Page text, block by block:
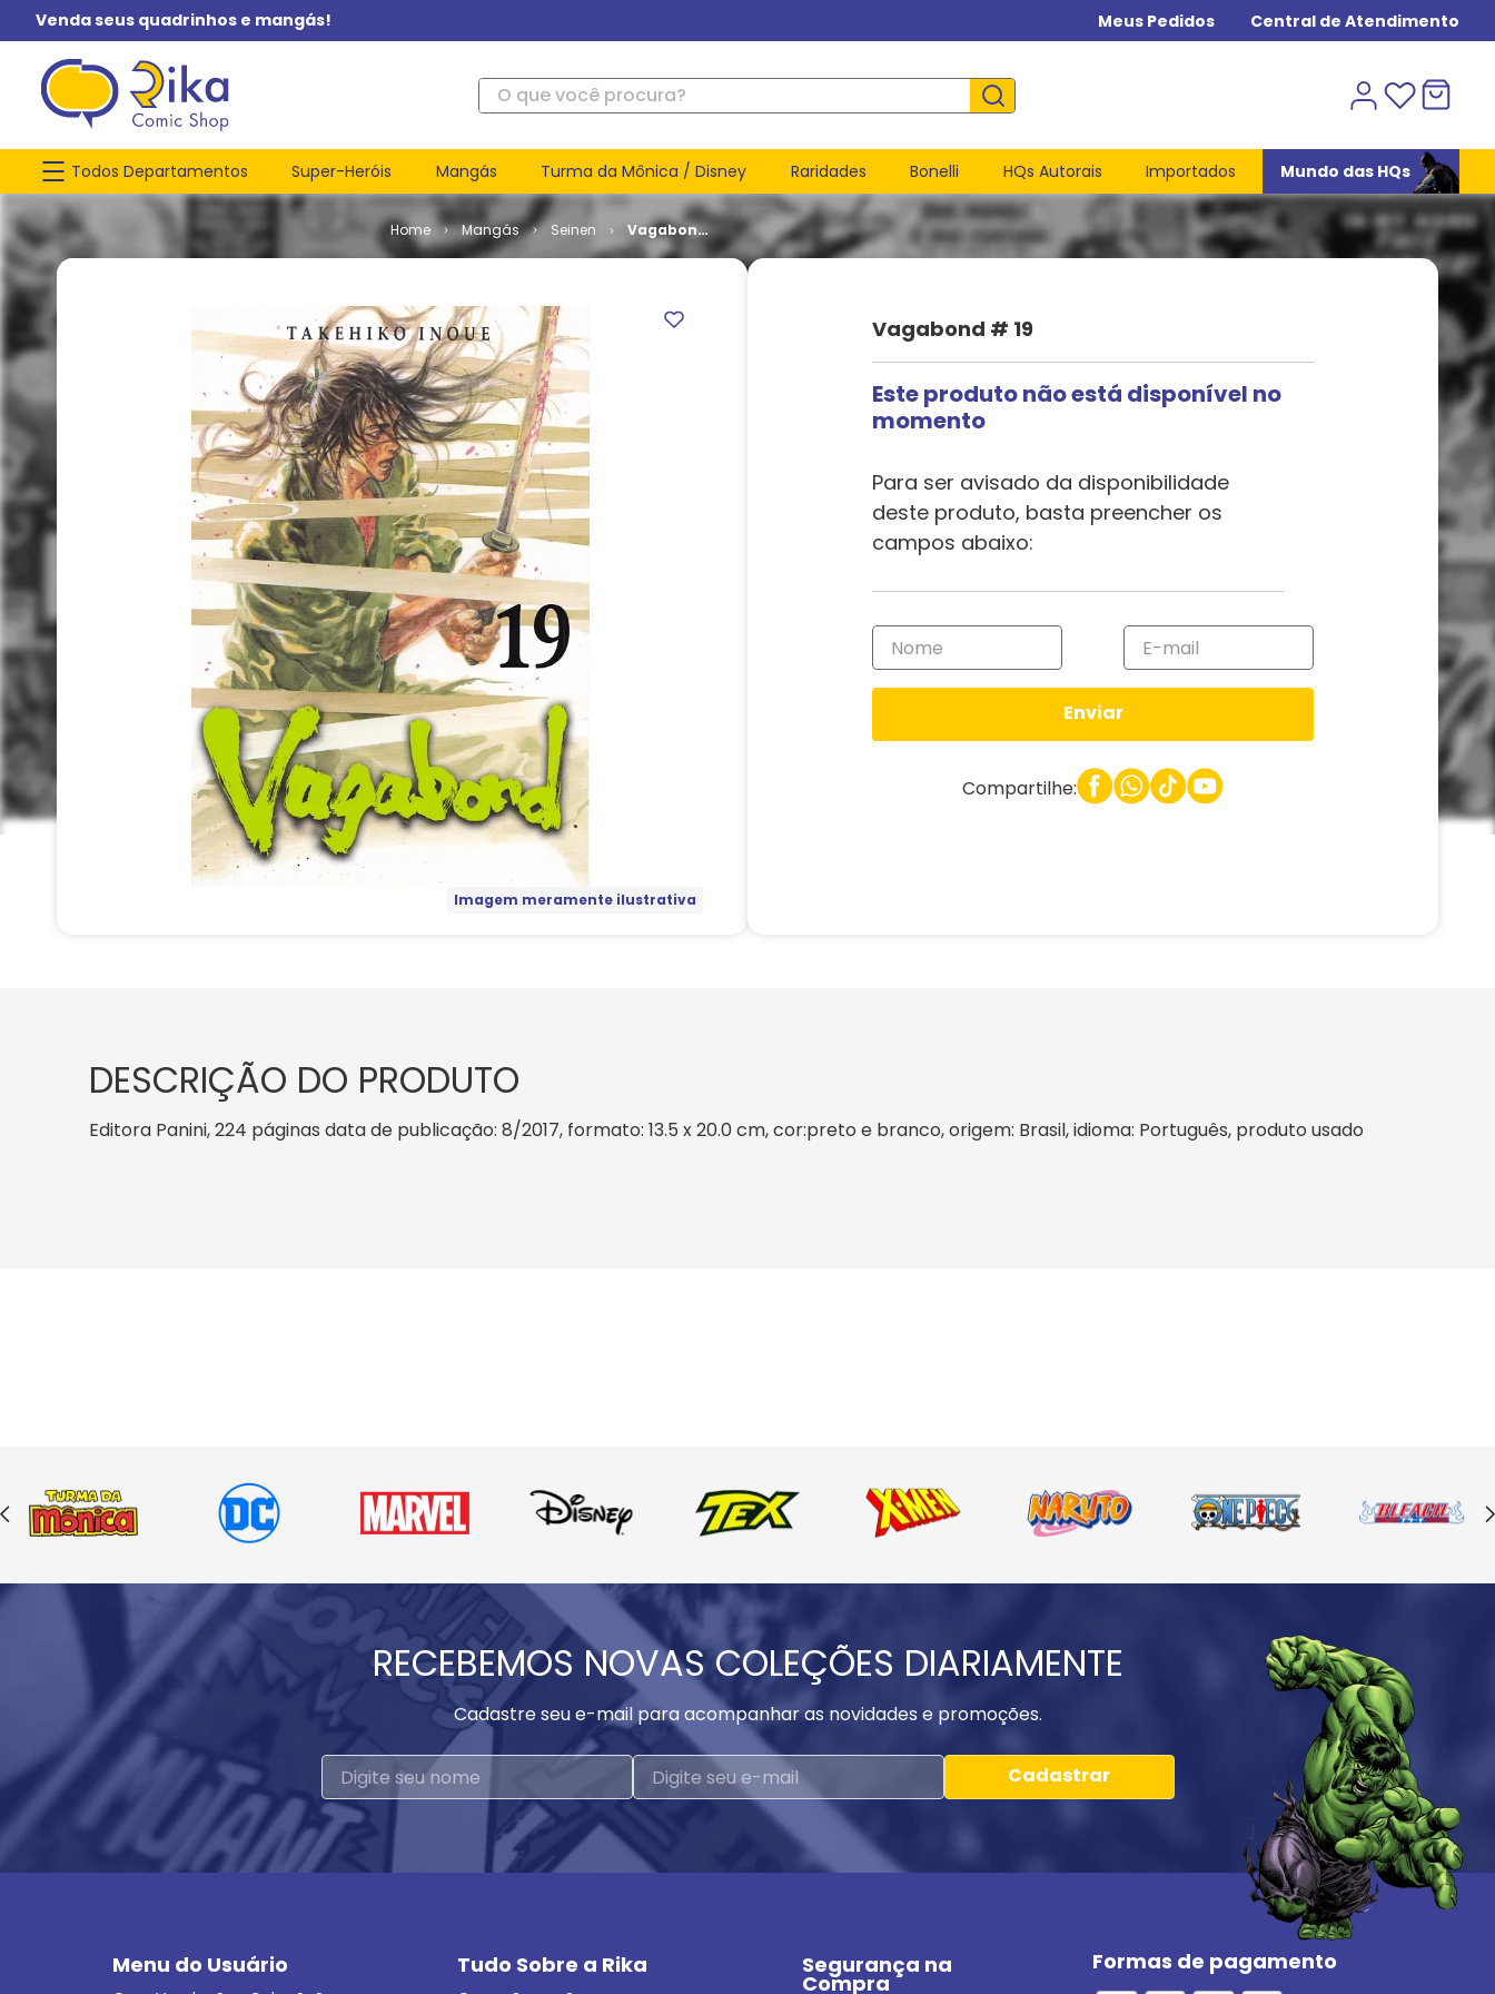
Venda seus quadrinhos e mangás! Meus Pedidos Central de Atendimento
O que você procura?
Todos Departamentos Super-Heróis Mangás Turma da Mônica / Disney Raridades Bonelli HQs Autorais Importados Mundo das HQs
Mangás Seinen
Vagabond
# 19
Imagem meramente ilustrativa
Vagabond # 19
Este produto não está disponível no
momento
Para ser avisado da disponibilidade
deste produto, basta preencher os
campos abaixo:
Enviar
Compartilhe:
DESCRIÇÃO DO PRODUTO
Editora Panini, 224 páginas data de publicação: 8/2017, formato: 13.5 x 20.0 cm, cor:preto e branco, origem: Brasil, idioma: Português, produto usado
RECEBEMOS NOVAS COLEÇÕES DIARIAMENTE
Cadastre seu e-mail para acompanhar as novidades e promoções.
Cadastrar
Menu do Usuário Tudo Sobre a Rika Segurança na
Compra
Formas de pagamento